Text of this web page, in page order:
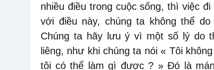
nhiều điều trong cuộc sống, thì việc
với điều này, chúng ta không thể
Chúng ta hãy lưu ý vì một số lý do
liêng, như khi chúng ta nói « Tôi
tôi có thể làm gì được ? » Đó là